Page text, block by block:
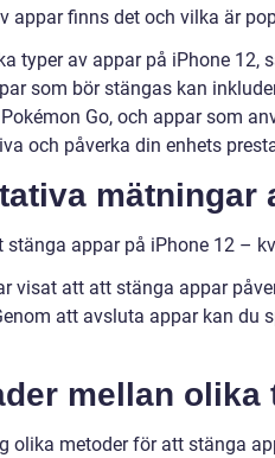
appar finns det och vilka är
typer av appar på iPhone 12,
som bör stängas kan
Go, och appar som
och påverka din enhets
mätningar
stänga appar på iPhone 12 –
visat att att stänga appar
att avsluta appar kan du
mellan olika
olika metoder för att stänga